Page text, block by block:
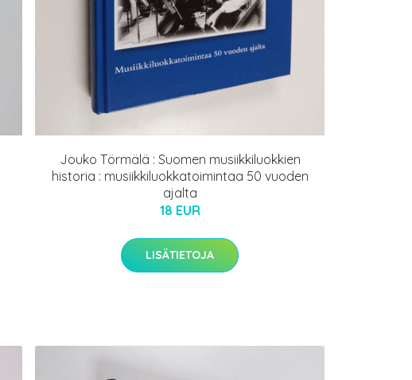
Jouko Törmälä : Suomen musiikkiluokkien
historia : musiikkiluokkatoimintaa 50 vuoden
ajalta
18 EUR
LISÄTIETOJA